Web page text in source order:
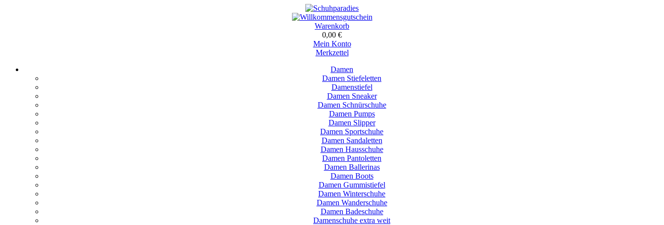
Warenkorb
0,00 €
Mein Konto
Merkzettel
Damen
Damen Stiefeletten
Damenstiefel
Damen Sneaker
Damen Schnürschuhe
Damen Pumps
Damen Slipper
Damen Sportschuhe
Damen Sandaletten
Damen Hausschuhe
Damen Pantoletten
Damen Ballerinas
Damen Boots
Damen Gummistiefel
Damen Winterschuhe
Damen Wanderschuhe
Damen Badeschuhe
Damenschuhe extra weit